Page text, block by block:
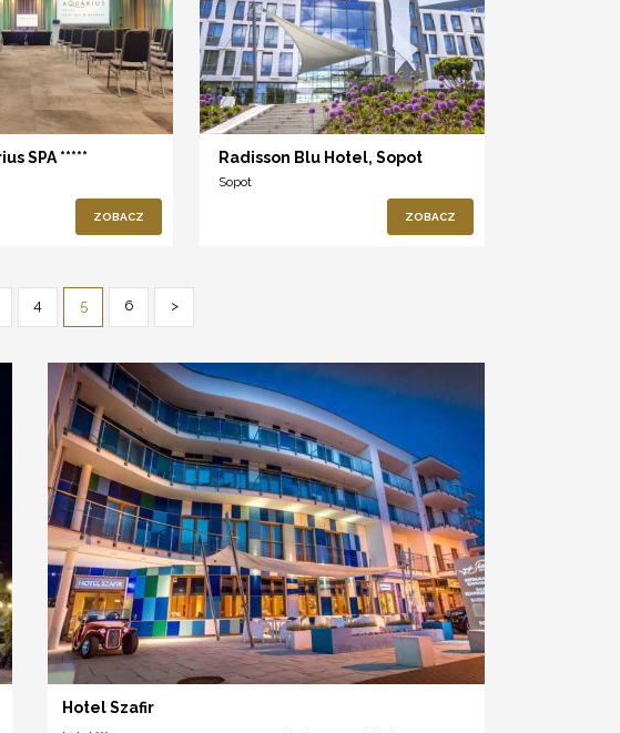
SPA *****
ZOBACZ
Radisson Blu Hotel, Sopot
Sopot
ZOBACZ
4 5 6 >
Hotel Szafir